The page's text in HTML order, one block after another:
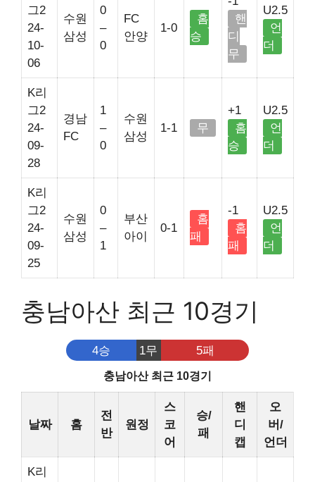
그2
24-
10-
06
수원
삼성
0
–
0
FC
안양
1-0
홈
승
핸
디
무
U2.5
언
더
K리
그2
24-
09-
28
경남
FC
1
–
0
수원
삼성
1-1 무
+1
홈
승
U2.5
언
더
K리
그2
24-
09-
25
수원
삼성
0
–
1
부산
아이
0-1
홈
패
-1
홈
패
U2.5
언
더
충남아산 최근 10경기
4승 1무 5패
충남아산 최근 10경기
날짜 홈
전
반
원정
스
코
어
승/
패
핸
디
캡
오
버/
언더
K리